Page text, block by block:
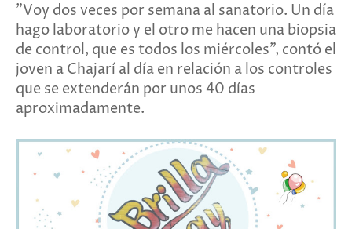
"Voy dos veces por semana al sanatorio. Un día
hago laboratorio y el otro me hacen una biopsia
de control, que es todos los miércoles", contó el
joven a Chajarí al día en relación a los controles
que se extenderán por unos 40 días
aproximadamente.